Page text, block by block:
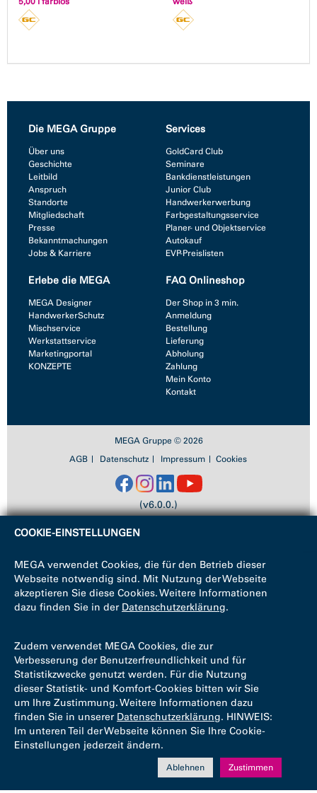
Die MEGA Gruppe
Über uns
Geschichte
Leitbild
Anspruch
Standorte
Mitgliedschaft
Presse
Bekanntmachungen
Jobs & Karriere
Services
GoldCard Club
Seminare
Bankdienstleistungen
Junior Club
Handwerkerwerbung
Farbgestaltungsservice
Planer- und Objektservice
Autokauf
EVP-Preislisten
Erlebe die MEGA
MEGA Designer
HandwerkerSchutz
Mischservice
Werkstattservice
Marketingportal
KONZEPTE
FAQ Onlineshop
Der Shop in 3 min.
Anmeldung
Bestellung
Lieferung
Abholung
Zahlung
Mein Konto
Kontakt
MEGA Gruppe © 2026
AGB
Datenschutz Impressum Cookies
(v6.0.0.)
COOKIE-EINSTELLUNGEN
MEGA verwendet Cookies, die für den Betrieb dieser
Webseite notwendig sind. Mit Nutzung der Webseite
akzeptieren Sie diese Cookies. Weitere Informationen
dazu finden Sie in der Datenschutzerklärung.
Zudem verwendet MEGA Cookies, die zur
Verbesserung der Benutzerfreundlichkeit und für
Statistikzwecke genutzt werden. Für die Nutzung
dieser Statistik- und Komfort-Cookies bitten wir Sie
um Ihre Zustimmung. Weitere Informationen dazu
finden Sie in unserer Datenschutzerklärung. HINWEIS:
Im unteren Teil der Webseite können Sie Ihre Cookie-
Einstellungen jederzeit ändern.
Zustimmen
Ablehnen